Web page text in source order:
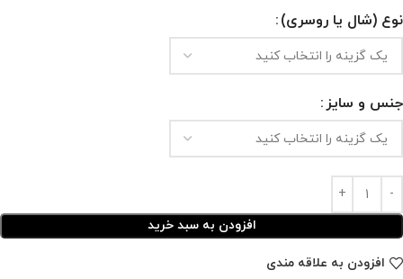
نوع (شال یا روسری)
جنس و سایز
افزودن به سبد خرید
افزودن به علاقه مندی